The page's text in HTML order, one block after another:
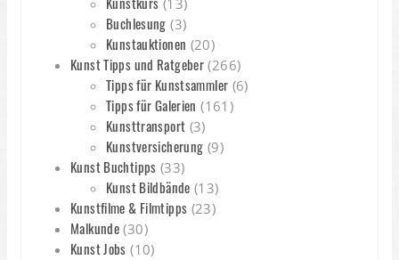
(13)
Buchlesung (3)
Kunstauktionen (20)
Kunst Tipps und Ratgeber (266)
Tipps für Kunstsammler (6)
Tipps für Galerien (161)
Kunsttransport (3)
Kunstversicherung (9)
Kunst Buchtipps (33)
Kunst Bildbände (13)
Kunstfilme & Filmtipps (23)
Malkunde (30)
Kunst Jobs (10)